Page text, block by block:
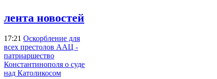
лента новостей
17:21 Оскорбление для
всех престолов ААЦ -
патриаршество
Константинополя о суде
над Католикосом